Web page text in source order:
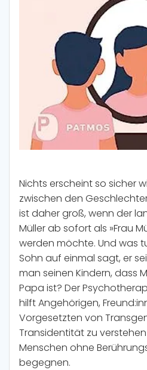
Nichts erscheint so sicher
zwischen den
ist daher groß, wenn der
Müller ab sofort als »Frau
werden möchte. Und was
Sohn auf einmal sagt, er
man seinen Kindern, dass
Papa ist? Der
hilft Angehörigen,
Vorgesetzten von
Transidentität zu
Menschen ohne
begegnen.